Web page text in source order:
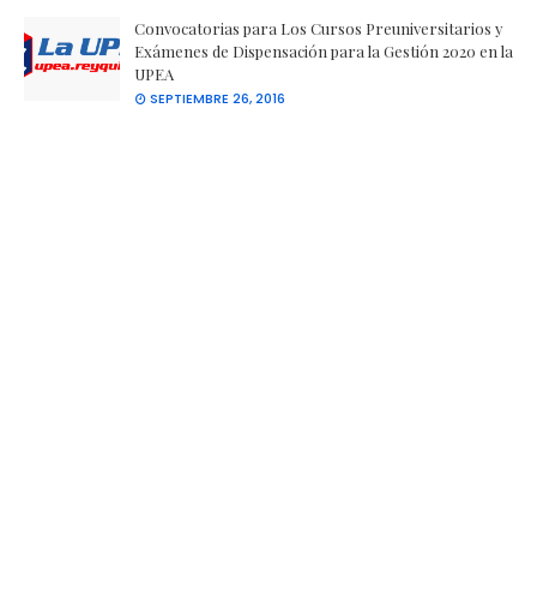
Convocatorias para Los Cursos Preuniversitarios y
Exámenes de Dispensación para la Gestión 2020 en la
UPEA
SEPTIEMBRE 26, 2016